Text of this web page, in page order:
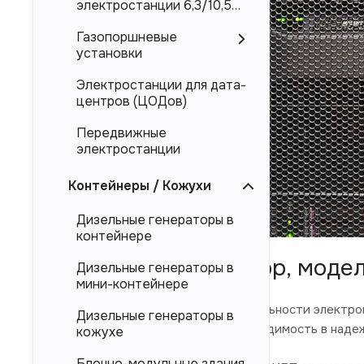
ИБП Makelsan: обзор,
В современном мире, где от стабильности
система видеонаблюдения, необходимость в
электростанции 6,3/10,5
Газопоршневые
установки
Электростанции для дата-
центров (ЦОДов)
Передвижные
электростанции
Контейнеры / Кожухи
Дизельные генераторы в
контейнере
Дизельные генераторы в
мини-контейнере
Дизельные генераторы в
кожухе